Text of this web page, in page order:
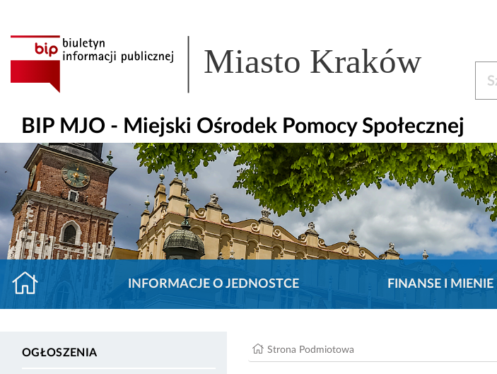
Miasto Kraków
BIP MJO - Miejski Ośrodek Pomocy Społecznej
INFORMACJE O JEDNOSTCE FINANSE I MIENIE
OGŁOSZENIA Strona Podmiotowa